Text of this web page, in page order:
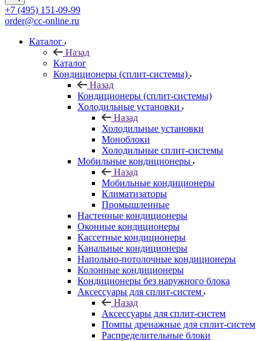
+7 (495) 151-09-99
order@cc-online.ru
Каталог
Назад
Каталог
Кондиционеры (сплит-системы)
Назад
Кондиционеры (сплит-системы)
Холодильные установки
Назад
Холодильные установки
Моноблоки
Холодильные сплит-системы
Мобильные кондиционеры
Назад
Мобильные кондиционеры
Климатизаторы
Промышленные
Настенные кондиционеры
Оконные кондиционеры
Кассетные кондиционеры
Канальные кондиционеры
Напольно-потолочные кондиционеры
Колонные кондиционеры
Кондиционеры без наружного блока
Аксессуары для сплит-систем
Назад
Аксессуары для сплит-систем
Помпы дренажные для сплит-систем
Распределительные блоки